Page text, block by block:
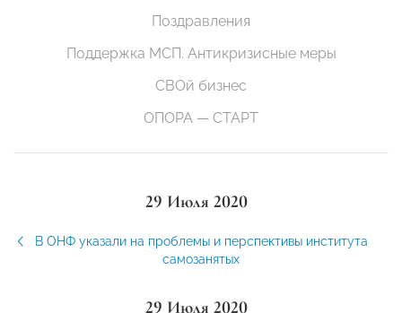
Поздравления
Поддержка МСП. Антикризисные меры
СВОй бизнес
ОПОРА — СТАРТ
29 Июля 2020
В ОНФ указали на проблемы и перспективы института
самозанятых
29 Июля 2020